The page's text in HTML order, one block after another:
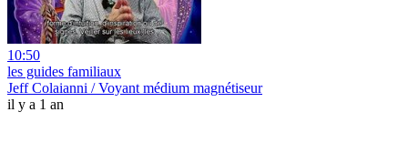
10:50
les guides familiaux
Jeff Colaianni / Voyant médium magnétiseur
il y a 1 an